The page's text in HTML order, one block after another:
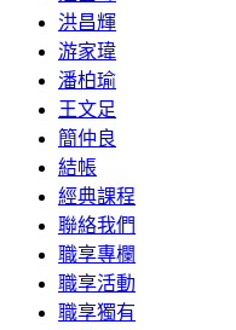
洪昌輝
游家瑋
潘柏瑜
王文足
簡仲良
結帳
經典課程
聯絡我們
職享專欄
職享活動
職享獨有